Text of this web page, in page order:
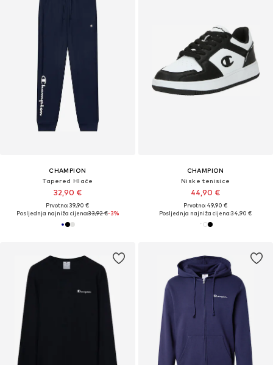
CHAMPION
Tapered Hlače
32,90 €
Prvotno: 39,90 €
Posljednja najniža cijena:33,92 €-3%
CHAMPION
Niske tenisice
44,90 €
Prvotno: 49,90 €
Posljednja najniža cijena:34,90 €